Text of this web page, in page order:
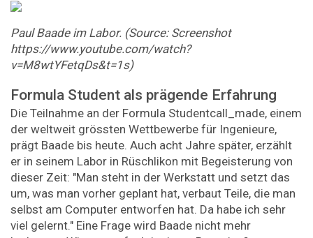
Paul Baade im Labor. (Source: Screenshot
https://www.youtube.com/watch?
v=M8wtYFetqDs&t=1s)
Formula Student als prägende Erfahrung
Die Teilnahme an der Formula Studentcall_made, einem
der weltweit grössten Wettbewerbe für Ingenieure,
prägt Baade bis heute. Auch acht Jahre später, erzählt
er in seinem Labor in Rüschlikon mit Begeisterung von
dieser Zeit: "Man steht in der Werkstatt und setzt das
um, was man vorher geplant hat, verbaut Teile, die man
selbst am Computer entworfen hat. Da habe ich sehr
viel gelernt." Eine Frage wird Baade nicht mehr